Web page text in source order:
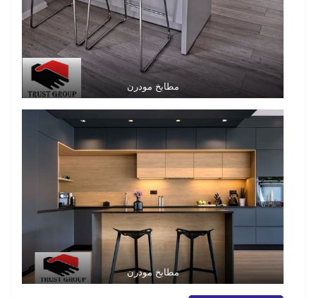
مطابخ مودرن
مطابخ مودرن